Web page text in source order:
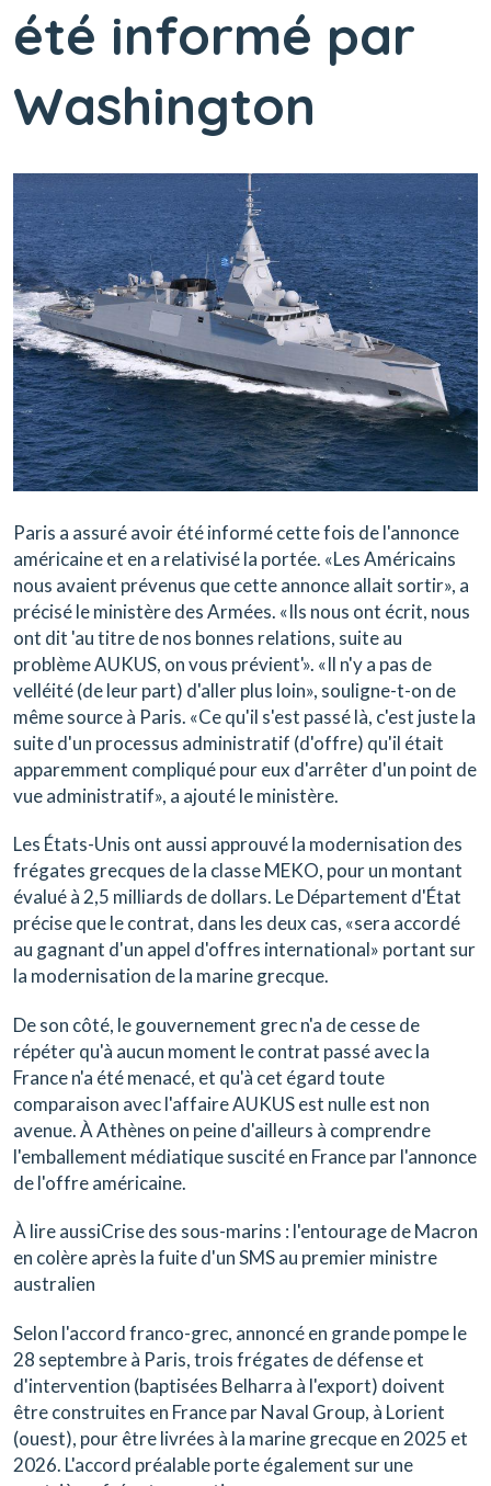
été informé par
Washington
Paris a assuré avoir été informé cette fois de l'annonce
américaine et en a relativisé la portée. «Les Américains
nous avaient prévenus que cette annonce allait sortir», a
précisé le ministère des Armées. «Ils nous ont écrit, nous
ont dit 'au titre de nos bonnes relations, suite au
problème AUKUS, on vous prévient'». «Il n'y a pas de
velléité (de leur part) d'aller plus loin», souligne-t-on de
même source à Paris. «Ce qu'il s'est passé là, c'est juste la
suite d'un processus administratif (d'offre) qu'il était
apparemment compliqué pour eux d'arrêter d'un point de
vue administratif», a ajouté le ministère.
Les États-Unis ont aussi approuvé la modernisation des
frégates grecques de la classe MEKO, pour un montant
évalué à 2,5 milliards de dollars. Le Département d'État
précise que le contrat, dans les deux cas, «sera accordé
au gagnant d'un appel d'offres international» portant sur
la modernisation de la marine grecque.
De son côté, le gouvernement grec n'a de cesse de
répéter qu'à aucun moment le contrat passé avec la
France n'a été menacé, et qu'à cet égard toute
comparaison avec l'affaire AUKUS est nulle est non
avenue. À Athènes on peine d'ailleurs à comprendre
l'emballement médiatique suscité en France par l'annonce
de l'offre américaine.
À lire aussiCrise des sous-marins : l'entourage de Macron
en colère après la fuite d'un SMS au premier ministre
australien
Selon l'accord franco-grec, annoncé en grande pompe le
28 septembre à Paris, trois frégates de défense et
d'intervention (baptisées Belharra à l'export) doivent
être construites en France par Naval Group, à Lorient
(ouest), pour être livrées à la marine grecque en 2025 et
2026. L'accord préalable porte également sur une